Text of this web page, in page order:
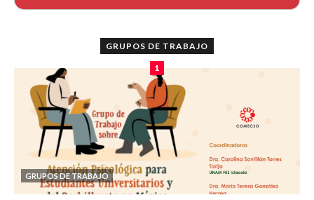
GRUPOS DE TRABAJO
1
GRUPOS DE TRABAJO